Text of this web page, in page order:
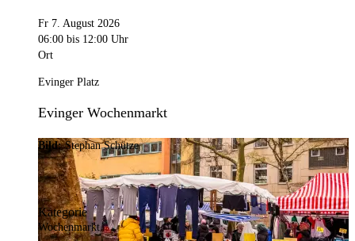
Fr 7. August 2026
06:00 bis 12:00 Uhr
Ort
Evinger Platz
Evinger Wochenmarkt
Bild:Stephan Schütze
Kategorie
Wochenmarkt